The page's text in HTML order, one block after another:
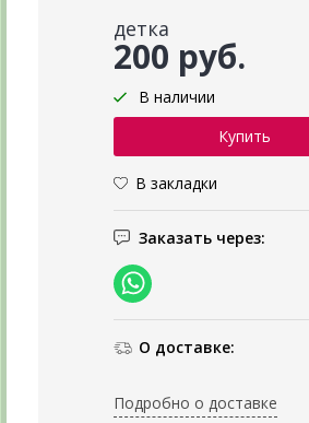
детка
200 руб.
В наличии
В закладки
Заказать через:
О доставке:
Подробно о доставке